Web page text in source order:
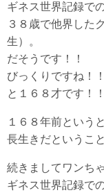
ギネス世界記録で
３８歳で他界した
生）。
だそうです！！
びっくりですね！
と１６８才です！！
１６８年前という
長生きだというこ
続きましてワンち
ギネス世界記録で